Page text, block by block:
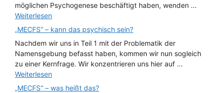
möglichen Psychogenese beschäftigt haben, wenden ...
Weiterlesen
„MECFS“ – kann das psychisch sein?
Nachdem wir uns in Teil 1 mit der Problematik der
Namensgebung befasst haben, kommen wir nun sogleich
zu einer Kernfrage. Wir konzentrieren uns hier auf ...
Weiterlesen
„MECFS“ – was heißt das?